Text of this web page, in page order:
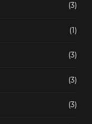
(3)
(1)
(3)
(3)
(3)